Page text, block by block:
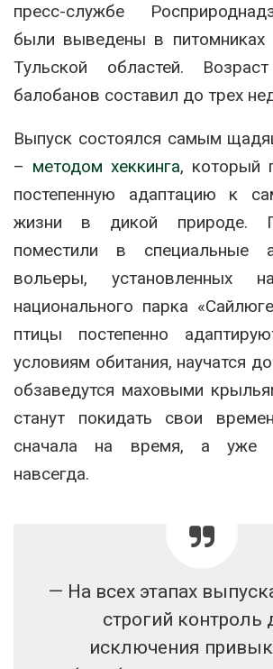
пресс-службе
были выведены в питомниках
Тульской областей.
балобанов составил до трех
Выпуск состоялся самым
– методом хеккинга, который
постепенную адаптацию к
жизни в дикой природе.
поместили в специальные
вольеры, установленных
национального парка
птицы постепенно
условиям обитания, научатся
обзаведутся маховыми
станут покидать свои
сначала на время, а уже
навсегда.
— На всех этапах
строгий контроль
исключения